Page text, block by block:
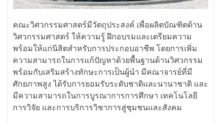
คณะวิศวกรรมศาสตร์มีวัตถุประสงค์ เพื่อผลิตบัณฑิตด้าน
วิศวกรรมศาสตร์ ให้ความรู้ ฝึกอบรมและเตรียมความ
พร้อมให้แก่นิสิตสำหรับการประกอบอาชีพ โดยการเพิ่ม
ความสามารถในการแก้ปัญหาด้วยพื้นฐานด้านวิศวกรรม
พร้อมกับเสริมสร้างทักษะการเป็นผู้นำ มีคณาจารย์ที่มี
ศักยภาพสูง ได้รับการยอมรับระดับชาติและนานาชาติ และ
มีความสามารถในการบูรณาการการศึกษา เทคโนโลยี
การวิจัย และการบริการวิชาการสู่ชุมชนและสังคม